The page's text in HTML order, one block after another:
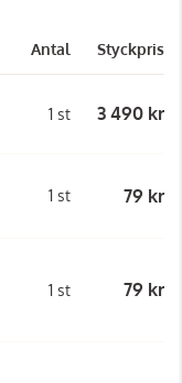
Antal Styckpris
1 st 3 490 kr
1 st 79 kr
1 st 79 kr